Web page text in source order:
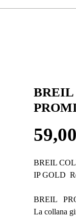
BREIL
IP GOLD
BREIL
La collana